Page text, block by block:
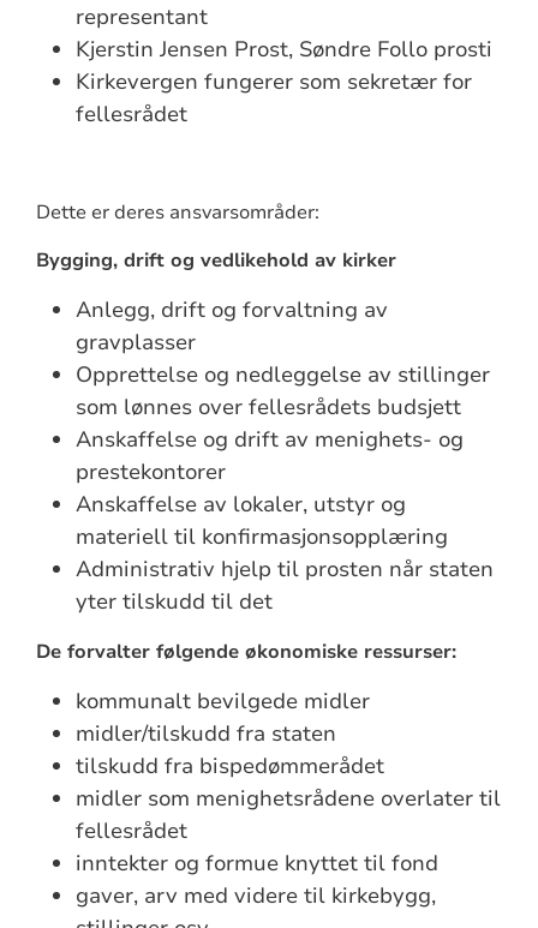
representant
Kjerstin Jensen Prost, Søndre Follo prosti
Kirkevergen fungerer som sekretær for
fellesrådet
Dette er deres ansvarsområder:
Bygging, drift og vedlikehold av kirker
Anlegg, drift og forvaltning av
gravplasser
Opprettelse og nedleggelse av stillinger
som lønnes over fellesrådets budsjett
Anskaffelse og drift av menighets- og
prestekontorer
Anskaffelse av lokaler, utstyr og
materiell til konfirmasjonsopplæring
Administrativ hjelp til prosten når staten
yter tilskudd til det
De forvalter følgende økonomiske ressurser:
kommunalt bevilgede midler
midler/tilskudd fra staten
tilskudd fra bispedømmerådet
midler som menighetsrådene overlater til
fellesrådet
inntekter og formue knyttet til fond
gaver, arv med videre til kirkebygg,